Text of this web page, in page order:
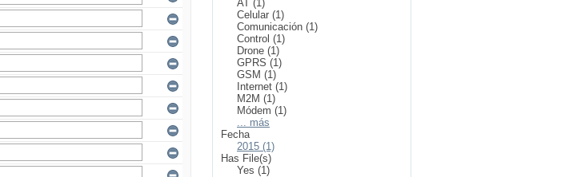
AT (1)
Celular (1)
Comunicación (1)
Control (1)
Drone (1)
GPRS (1)
GSM (1)
Internet (1)
M2M (1)
Módem (1)
... más
Fecha
2015 (1)
Has File(s)
Yes (1)